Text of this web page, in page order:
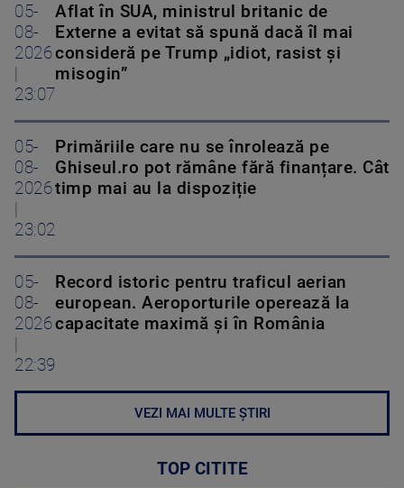
05-
08-
2026
23:07
Aflat în SUA, ministrul britanic de
Externe a evitat să spună dacă îl mai
consideră pe Trump „idiot, rasist și
misogin”
05-
08-
2026
23:02
Primăriile care nu se înrolează pe
Ghiseul.ro pot rămâne fără finanțare. Cât
timp mai au la dispoziție
05-
08-
2026
22:39
Record istoric pentru traficul aerian
european. Aeroporturile operează la
capacitate maximă și în România
VEZI MAI MULTE ȘTIRI
TOP CITITE